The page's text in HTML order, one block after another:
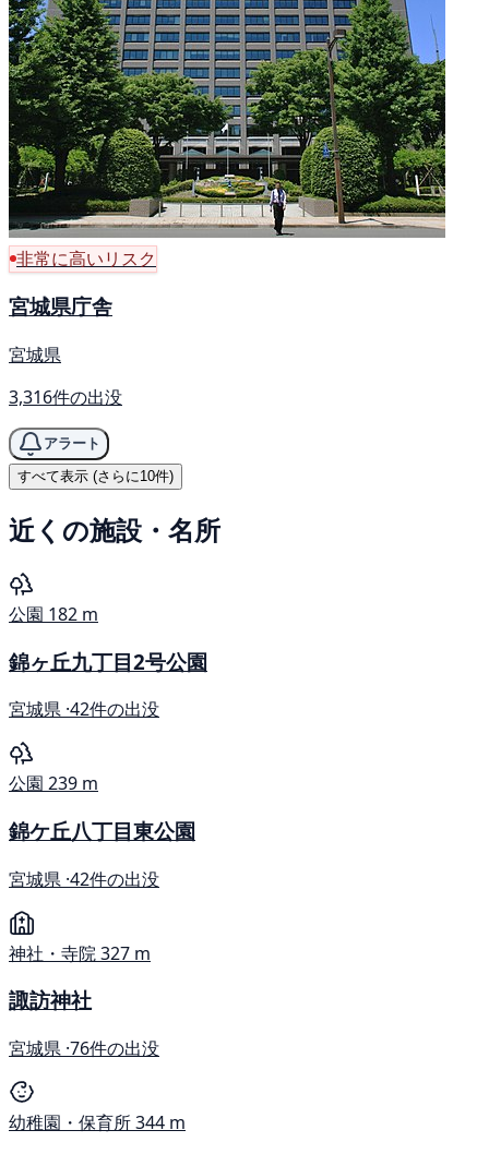
非常に高いリスク
宮城県庁舎
宮城県
3,316件の出没
アラート
すべて表示 (さらに10件)
近くの施設・名所
公園 182 m
錦ヶ丘九丁目2号公園
宮城県 ·42件の出没
公園 239 m
錦ケ丘八丁目東公園
宮城県 ·42件の出没
神社・寺院327 m
諏訪神社
宮城県 ·76件の出没
幼稚園・保育所344 m